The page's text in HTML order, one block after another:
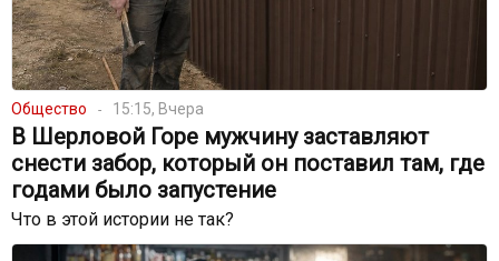
Общество 15:15, Вчера
В Шерловой Горе мужчину заставляют
снести забор, который он поставил там, где
годами было запустение
Что в этой истории не так?